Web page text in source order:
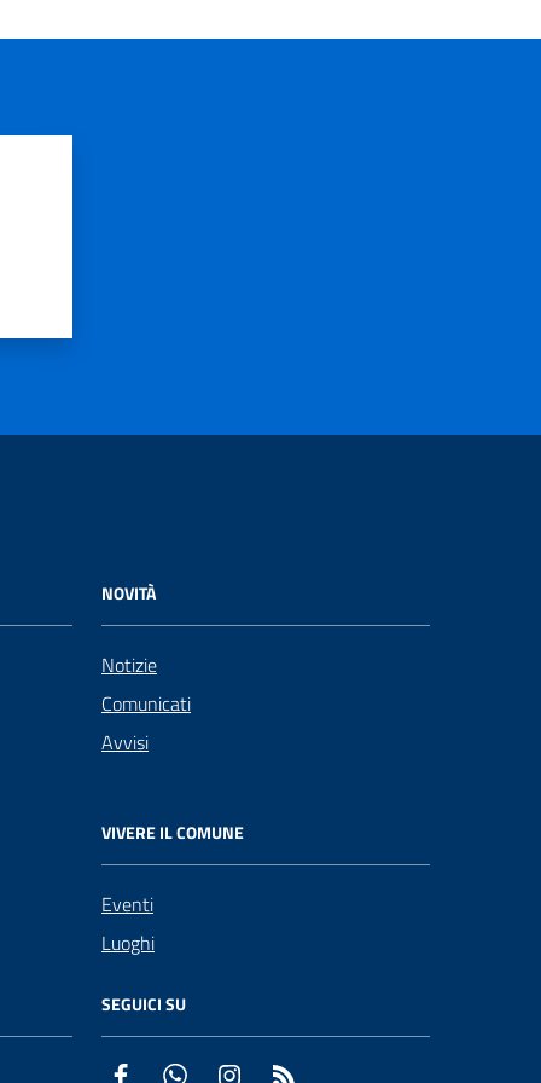
NOVITÀ
Notizie
Comunicati
Avvisi
VIVERE IL COMUNE
Eventi
Luoghi
SEGUICI SU
Facebook WhatsAppInstagram